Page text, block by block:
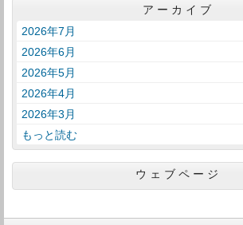
アーカイブ
2026年7月
2026年6月
2026年5月
2026年4月
2026年3月
もっと読む
ウェブページ